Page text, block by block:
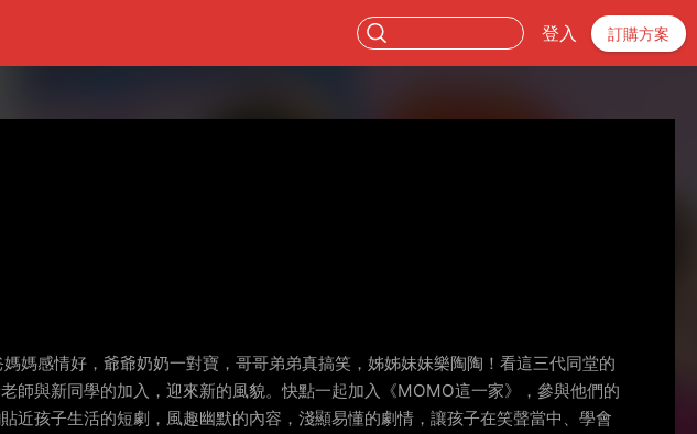
登入 訂購方案
感情好，爺爺奶奶一對寶，哥哥弟弟真搞笑，姊姊妹妹樂陶陶！看這三代同堂的
師與新同學的加入，迎來新的風貌。快點一起加入《MOMO這一家》，參與他們的
孩子生活的短劇，風趣幽默的內容，淺顯易懂的劇情，讓孩子在笑聲當中、學會